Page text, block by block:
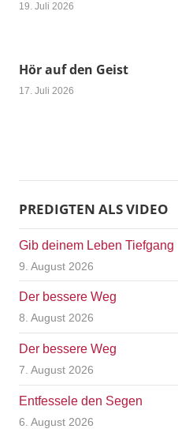
19. Juli 2026
Hör auf den Geist
17. Juli 2026
PREDIGTEN ALS VIDEO
Gib deinem Leben Tiefgang
9. August 2026
Der bessere Weg
8. August 2026
Der bessere Weg
7. August 2026
Entfessele den Segen
6. August 2026